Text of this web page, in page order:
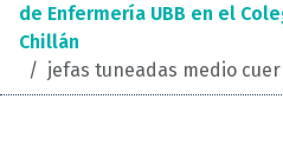
de Enfermería UBB en el
Chillán
/ jefas tuneadas medio